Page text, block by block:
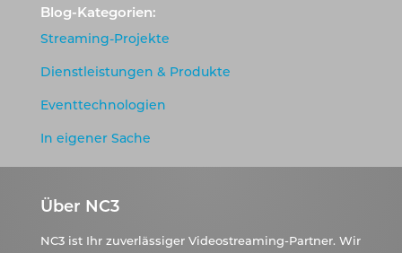
Blog-Kategorien:
Streaming-Projekte
Dienstleistungen & Produkte
Eventtechnologien
In eigener Sache
Über NC3
NC3 ist Ihr zuverlässiger Videostreaming-Partner. Wir